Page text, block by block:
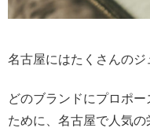
名古屋にはたくさんのジ
どのブランドにプロポ
ために、名古屋で人気